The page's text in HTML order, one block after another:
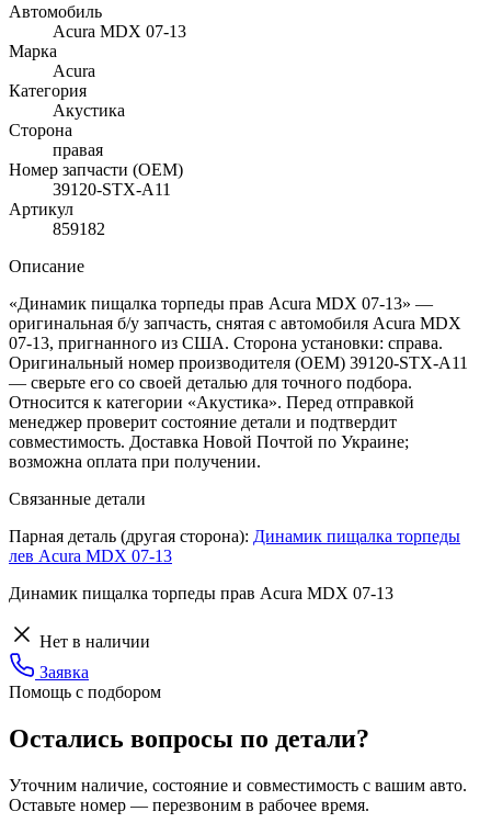
Автомобиль
Acura MDX 07-13
Марка
Acura
Категория
Акустика
Сторона
правая
Номер запчасти (OEM)
39120-STX-A11
Артикул
859182
Описание
«Динамик пищалка торпеды прав Acura MDX 07-13» —
оригинальная б/у запчасть, снятая с автомобиля Acura MDX
07-13, пригнанного из США. Сторона установки: справа.
Оригинальный номер производителя (OEM) 39120-STX-A11
— сверьте его со своей деталью для точного подбора.
Относится к категории «Акустика». Перед отправкой
менеджер проверит состояние детали и подтвердит
совместимость. Доставка Новой Почтой по Украине;
возможна оплата при получении.
Связанные детали
Парная деталь (другая сторона): Динамик пищалка торпеды
лев Acura MDX 07-13
Динамик пищалка торпеды прав Acura MDX 07-13
Нет в наличии
Заявка
Помощь с подбором
Остались вопросы по детали?
Уточним наличие, состояние и совместимость с вашим авто.
Оставьте номер — перезвоним в рабочее время.